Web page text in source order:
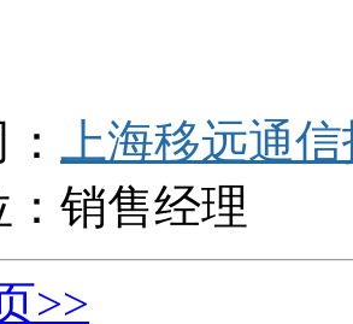
上海移远通
销售经理
>>